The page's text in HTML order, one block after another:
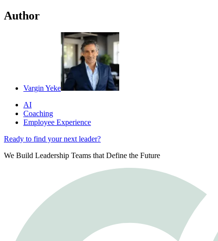
Author
Vargin Yeke
AI
Coaching
Employee Experience
Ready to find your next leader?
We Build Leadership Teams that Define the Future